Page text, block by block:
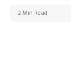
2 Min Read